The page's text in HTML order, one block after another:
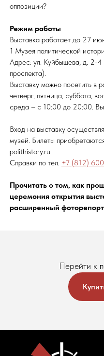
оппозиции?
Режим работы
Выставка работает до 27
1 Музея политической
Адрес: ул. Куйбышева, д. 2-4
проспекта).
Выставку можно посетить в
четверг, пятница, суббота,
среда – с 10:00 до 20:00.
Вход на выставку
музей. Билеты
polithistory.ru
Справки по тел. +7 (812)
Прочитать о том, как
церемония открытия
расширенный
Перейти к